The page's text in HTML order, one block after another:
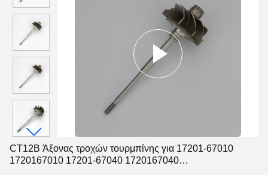
CT12B Άξονας τροχών τουρμπίνης για 17201-67010
1720167010 17201-67040 1720167040